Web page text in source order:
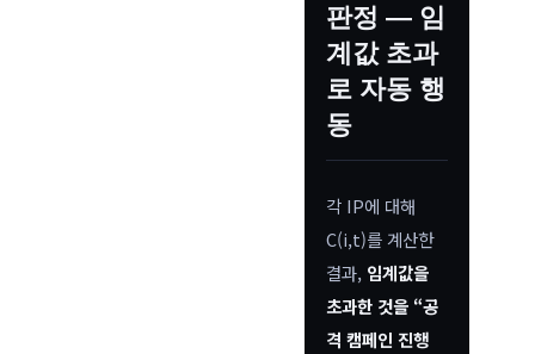
판정 — 임
계값 초과
로 자동 행
동
각 IP에 대해
C(i,t)를 계산한
결과, 임계값을
초과한 것을 “공
격 캠페인 진행